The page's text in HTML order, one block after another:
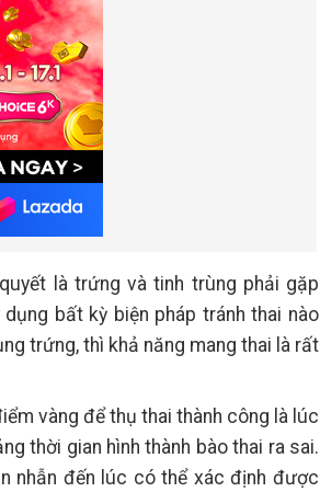
là trứng và tinh trùng phải gặp
bất kỳ biện pháp tránh thai nào
trứng, thì khả năng mang thai là rất
vàng để thụ thai thành công là lúc
thời gian hình thành bào thai ra sai.
nhẫn đến lúc có thể xác định được